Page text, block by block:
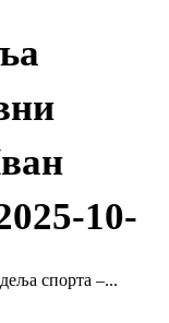
10-
спорта –...